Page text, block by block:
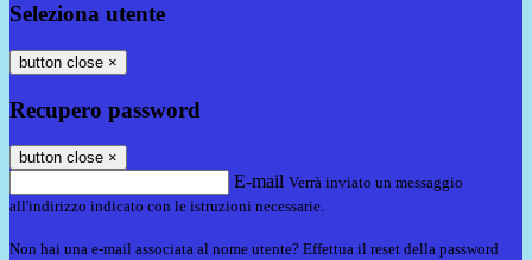
Seleziona utente
button close ×
Recupero password
button close ×
E-mail Verrà inviato un messaggio
all'indirizzo indicato con le istruzioni necessarie.
Non hai una e-mail associata al nome utente? Effettua il reset della password